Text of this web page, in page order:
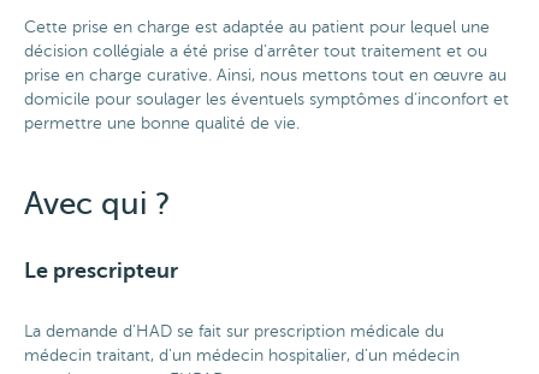
Cette prise en charge est adaptée au patient pour lequel une
décision collégiale a été prise d’arrêter tout traitement et ou
prise en charge curative. Ainsi, nous mettons tout en œuvre au
domicile pour soulager les éventuels symptômes d’inconfort et
permettre une bonne qualité de vie.
Avec qui ?
Le prescripteur
La demande d'HAD se fait sur prescription médicale du
médecin traitant, d'un médecin hospitalier, d'un médecin